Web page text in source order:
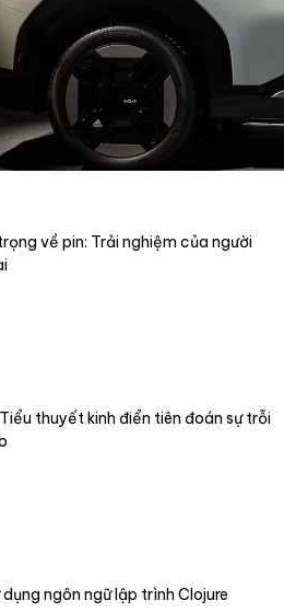
về pin: Trải nghiệm của người
thuyết kinh điển tiên đoán sự trỗi
ngôn ngữ lập trình Clojure